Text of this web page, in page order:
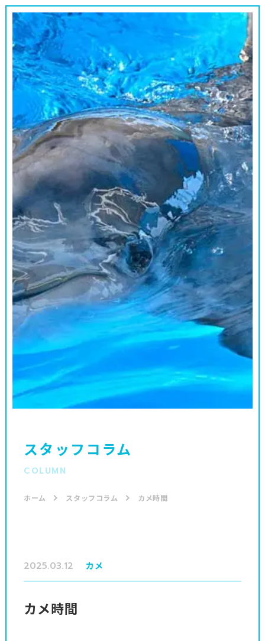
スタッフコラム
COLUMN
ホーム スタッフコラム カメ時間
2025.03.12 カメ
カメ時間